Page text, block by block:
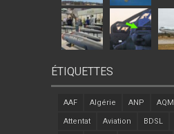
ÉTIQUETTES
AAF Algérie ANP
Attentat Aviation BDSL